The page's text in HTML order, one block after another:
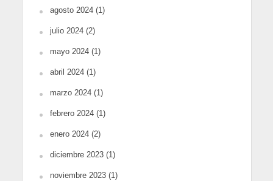
agosto 2024(1)
julio 2024(2)
mayo 2024(1)
abril 2024(1)
marzo 2024(1)
febrero 2024(1)
enero 2024(2)
diciembre 2023(1)
noviembre 2023(1)